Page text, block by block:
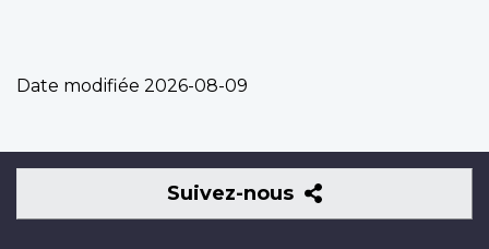
Date modifiée 2026-08-09
Suivez-nous
Suivez-
nous